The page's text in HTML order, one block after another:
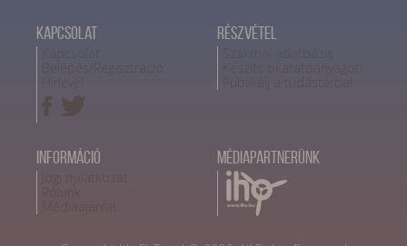
Kapcsolat
Kapcsolat
Belépés/Regisztráció
Hírlevél
Részvétel
Szakmai adatbázis
Készíts okatatóanyagot!
Publikálj a tudástárba!
Információ
Jogi nyilatkozat
Rólunk
Médiaajánlat
Médiapartnerünk